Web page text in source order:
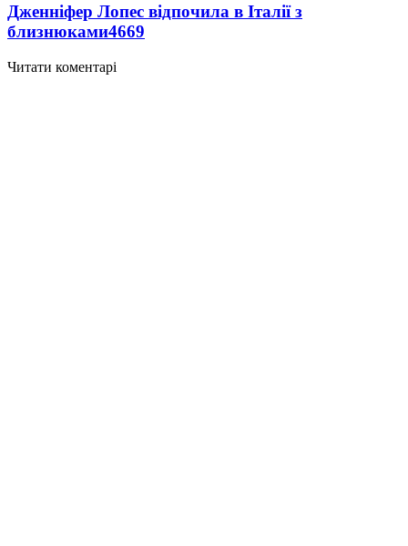
Дженніфер Лопес відпочила в Італії з
близнюками4669
Читати коментарі